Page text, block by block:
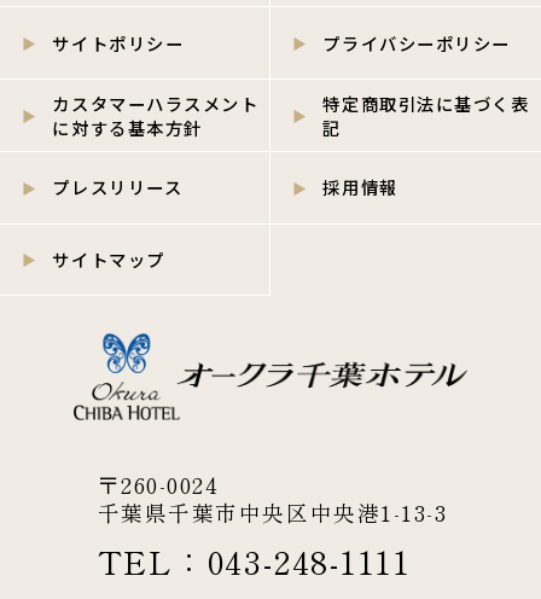
サイトポリシー プライバシーポリシー
カスタマーハラスメント
に対する基本方針
特定商取引法に基づく表
記
プレスリリース 採用情報
サイトマップ
〒260-0024
千葉県千葉市中央区中央港1-13-3
TEL： 043-248-1111